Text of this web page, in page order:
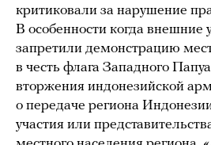
критиковали за нарушение
В особенности когда внешние
запретили демонстрацию
в честь флага Западного
вторжения индонезийской
о передаче региона
участия или